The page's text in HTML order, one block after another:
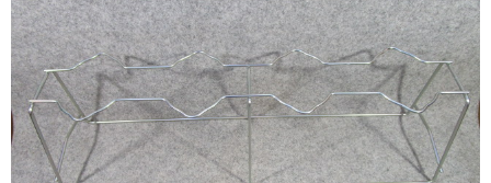
日本春蘭花物
日本春蘭柄物 チャボ
韓国春蘭花物
韓国春蘭柄物 チャボ